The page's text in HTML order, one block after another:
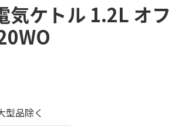
気ケトル 1.2L オフ
型品除く